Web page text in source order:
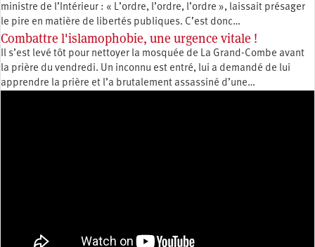
ministre de l’Intérieur : « L’ordre, l’ordre, l’ordre », laissait présager
le pire en matière de libertés publiques. C’est donc…
Combattre l'islamophobie, une urgence vitale !
Il s’est levé tôt pour nettoyer la mosquée de La Grand-Combe avant
la prière du vendredi. Un inconnu est entré, lui a demandé de lui
apprendre la prière et l’a brutalement assassiné d’une…